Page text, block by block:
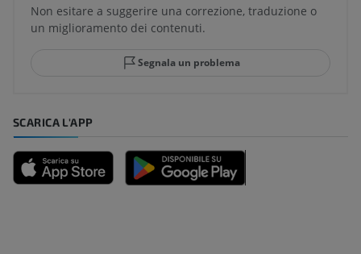
Non esitare a suggerire una correzione, traduzione o
un miglioramento dei contenuti.
Segnala un problema
SCARICA L'APP